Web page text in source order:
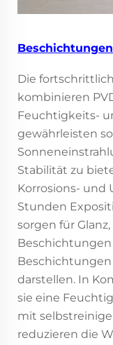
Die
kombinieren
Feuchtigkeits-
gewährleisten
Stabilität zu
Korrosions- und
Stunden
sorgen für
darstellen. In
sie eine
mit
reduzieren die